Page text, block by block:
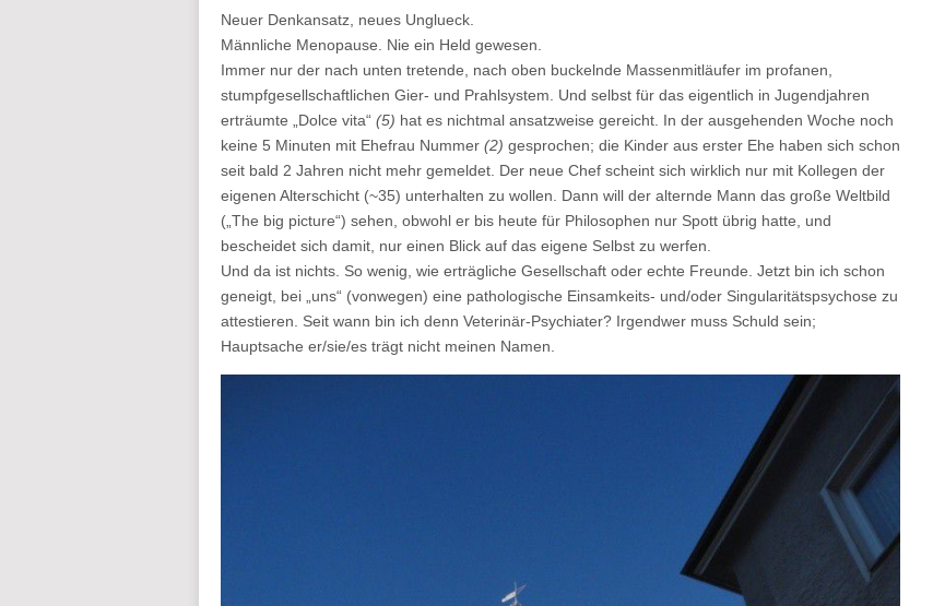
Neuer Denkansatz, neues Unglueck.
Männliche Menopause. Nie ein Held gewesen.
Immer nur der nach unten tretende, nach oben buckelnde Massenmitläufer im profanen,
stumpfgesellschaftlichen Gier- und Prahlsystem. Und selbst für das eigentlich in Jugendjahren
erträumte „Dolce vita“ (5) hat es nichtmal ansatzweise gereicht. In der ausgehenden Woche noch
keine 5 Minuten mit Ehefrau Nummer (2) gesprochen; die Kinder aus erster Ehe haben sich schon
seit bald 2 Jahren nicht mehr gemeldet. Der neue Chef scheint sich wirklich nur mit Kollegen der
eigenen Alterschicht (~35) unterhalten zu wollen. Dann will der alternde Mann das große Weltbild
(„The big picture“) sehen, obwohl er bis heute für Philosophen nur Spott übrig hatte, und
bescheidet sich damit, nur einen Blick auf das eigene Selbst zu werfen.
Und da ist nichts. So wenig, wie erträgliche Gesellschaft oder echte Freunde. Jetzt bin ich schon
geneigt, bei „uns“ (vonwegen) eine pathologische Einsamkeits- und/oder Singularitätspsychose zu
attestieren. Seit wann bin ich denn Veterinär-Psychiater? Irgendwer muss Schuld sein;
Hauptsache er/sie/es trägt nicht meinen Namen.